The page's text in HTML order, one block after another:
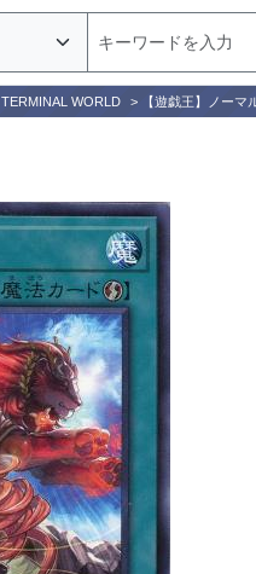
TERMINAL WORLD > 【遊戯王】ノー